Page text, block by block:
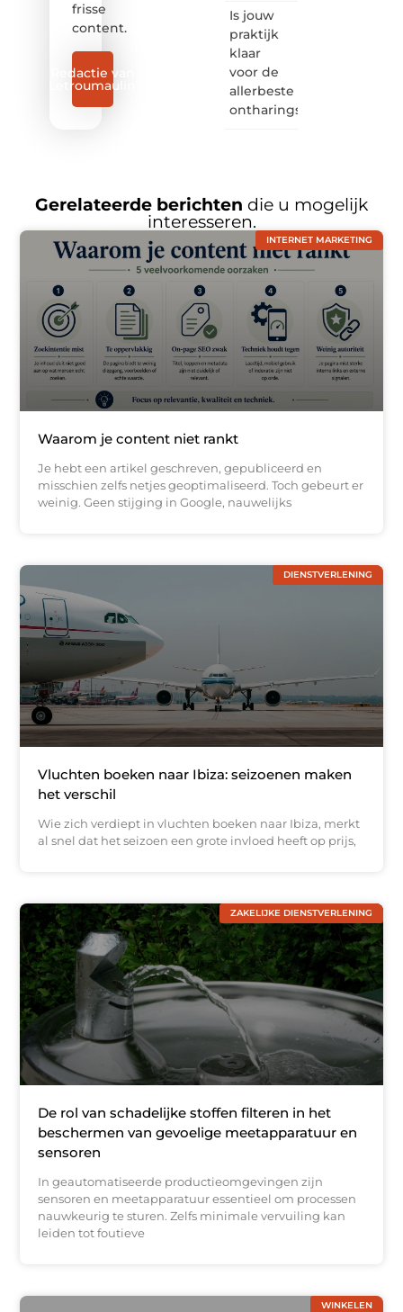
frisse
content.
Redactie van
Letroumaulin
Is jouw
praktijk
klaar
voor de
allerbeste
ontharingslaser?
Gerelateerde berichten die u mogelijk
interesseren.
INTERNET MARKETING
Waarom je content niet rankt
Je hebt een artikel geschreven, gepubliceerd en
misschien zelfs netjes geoptimaliseerd. Toch gebeurt er
weinig. Geen stijging in Google, nauwelijks
DIENSTVERLENING
Vluchten boeken naar Ibiza: seizoenen maken
het verschil
Wie zich verdiept in vluchten boeken naar Ibiza, merkt
al snel dat het seizoen een grote invloed heeft op prijs,
ZAKELIJKE DIENSTVERLENING
De rol van schadelijke stoffen filteren in het
beschermen van gevoelige meetapparatuur en
sensoren
In geautomatiseerde productieomgevingen zijn
sensoren en meetapparatuur essentieel om processen
nauwkeurig te sturen. Zelfs minimale vervuiling kan
leiden tot foutieve
WINKELEN